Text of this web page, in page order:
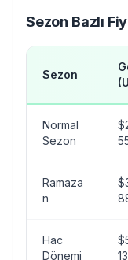
Sezon Bazlı
Sezon
Normal
Sezon
Ramaza
n
Hac
Dönemi